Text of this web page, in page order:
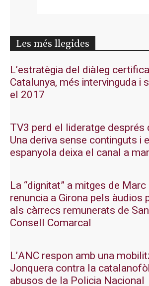
Les més llegides
L’estratègia del diàleg
Catalunya, més intervinguda i
el 2017
TV3 perd el lideratge després
Una deriva sense continguts i
espanyola deixa el canal a
La “dignitat” a mitges de
renuncia a Girona pels àudios
als càrrecs remunerats de
Consell Comarcal
L’ANC respon amb una
Jonquera contra la
abusos de la Policia Nacional